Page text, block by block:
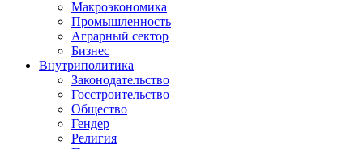
Макроэкономика
Промышленность
Аграрный сектор
Бизнес
Внутриполитика
Законодательство
Госстроительство
Общество
Гендер
Религия